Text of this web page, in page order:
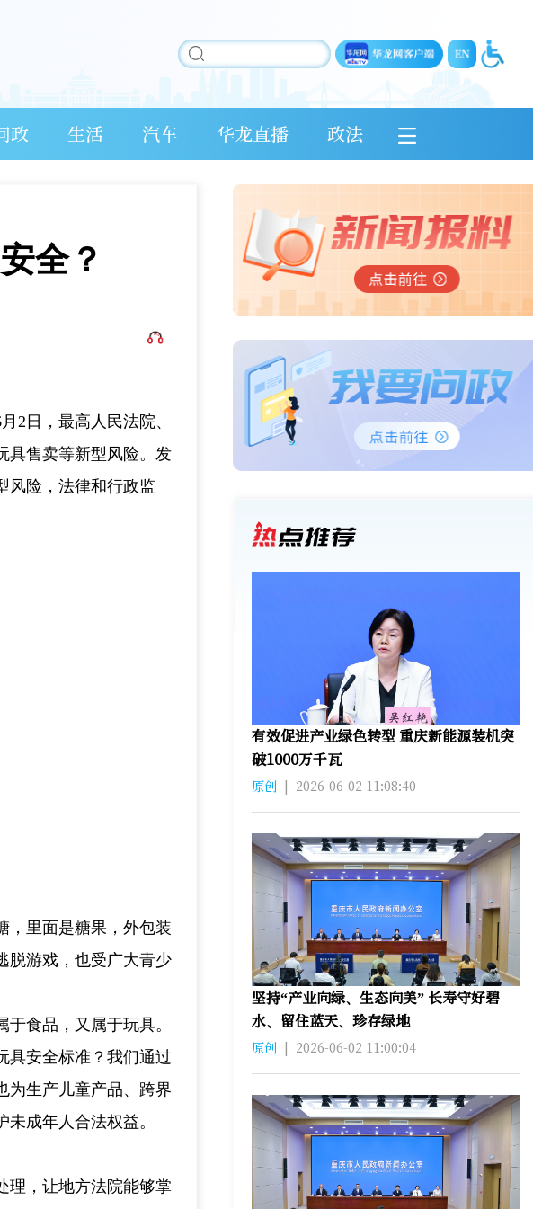
政 生活 汽车 华龙直播 政法
全？
2日，最高人民法院、
具售卖等新型风险。发
风险，法律和行政监
，里面是糖果，外包装
脱游戏，也受广大青少
食品，又属于玩具。
具安全标准？我们通过
为生产儿童产品、跨界
成年人合法权益。
理，让地方法院能够掌
有效促进产业绿色转型 重庆新能源装机突
破1000万千瓦
原创 | 2026-06-02 11:08:40
坚持“产业向绿、生态向美” 长寿守好碧
水、留住蓝天、珍存绿地
原创 | 2026-06-02 11:00:04